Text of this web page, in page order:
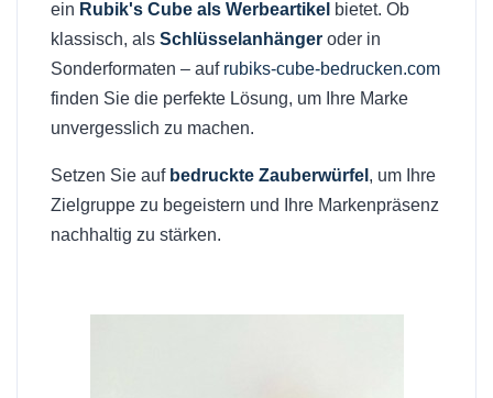
ein Rubik's Cube als Werbeartikel bietet. Ob
klassisch, als Schlüsselanhänger oder in
Sonderformaten – auf rubiks-cube-bedrucken.com
finden Sie die perfekte Lösung, um Ihre Marke
unvergesslich zu machen.
Setzen Sie auf bedruckte Zauberwürfel , um Ihre
Zielgruppe zu begeistern und Ihre Markenpräsenz
nachhaltig zu stärken.